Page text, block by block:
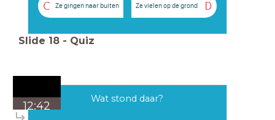
C Ze gingen naar buiten D
Ze vielen op de grond
Slide 18 - Quiz
12:42
Wat stond daar?